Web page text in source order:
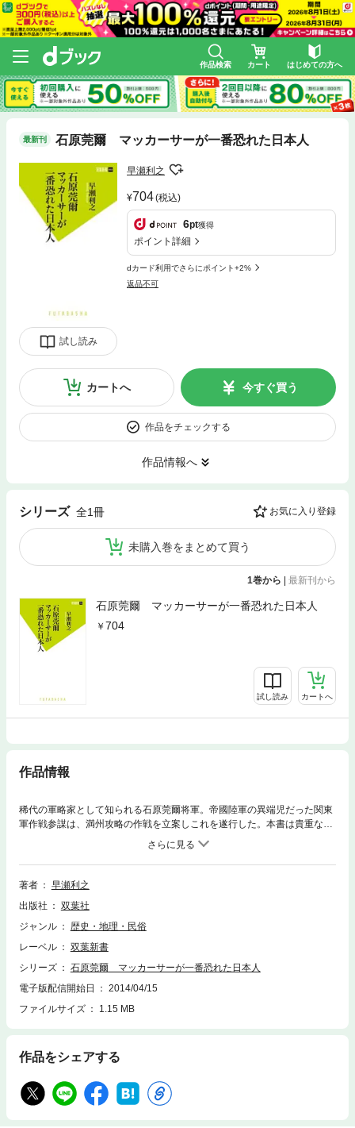
作品検索 カート はじめての方へ
最新刊 石原莞爾 マッカーサーが一番恐れた日本人
試し読み
早瀬利之
704(税込)
6pt獲得
ポイント詳細
dカード利用でさらにポイント+2%
返品不可
カートへ 今すぐ買う
作品をチェックする
作品情報へ
シリーズ 全1冊 お気に入り登録
未購入巻をまとめて買う
1巻から | 最新刊から
石原莞爾 マッカーサーが一番恐れた日本人
704
試し読み カートへ
作品情報
稀代の軍略家として知られる石原莞爾将軍。帝國陸軍の異端児だった関東
軍作戦参謀は、満州攻略の作戦を立案しこれを遂行した。本書は貴重な史
料や関係者へのインタビューを基に、石原莞爾の最晩年ともいえる東京裁
判酒田法廷の模様を紹介し、天才・石原莞爾の思想を炙り出したもの。現
代日本に石原在れば……と考えずにはいられない。
著者
早瀬利之
出版社
双葉社
ジャンル
歴史・地理・民俗
レーベル
双葉新書
シリーズ
石原莞爾 マッカーサーが一番恐れた日本人
電子版配信開始日
2014/04/15
ファイルサイズ
1.15 MB
作品をシェアする